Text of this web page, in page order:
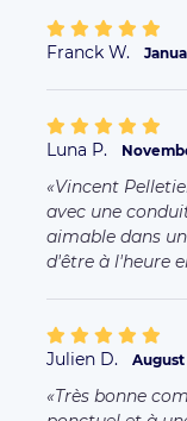
Franck W.
Luna P.
Vincent
avec une
aimable dans
d'être à l'heure
Julien D. August
Très bonne